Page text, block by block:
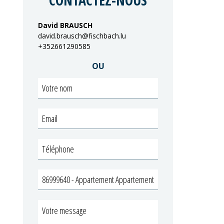
David BRAUSCH
david.brausch@fischbach.lu
+352661290585
OU